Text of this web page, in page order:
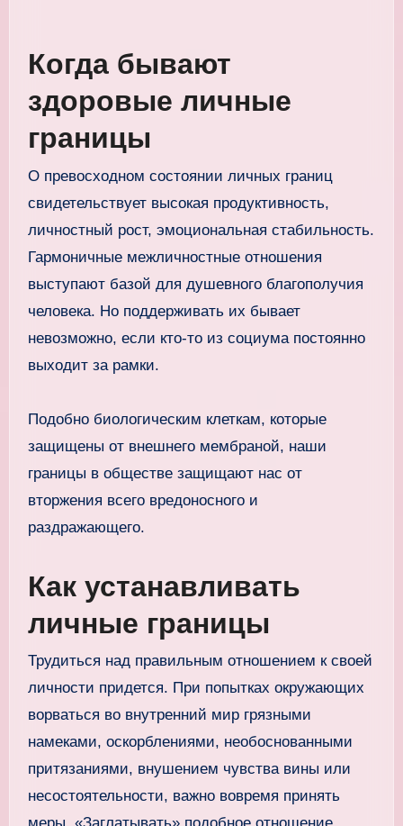
Когда бывают
здоровые личные
границы
О превосходном состоянии личных границ
свидетельствует высокая продуктивность,
личностный рост, эмоциональная стабильность.
Гармоничные межличностные отношения
выступают базой для душевного благополучия
человека. Но поддерживать их бывает
невозможно, если кто-то из социума постоянно
выходит за рамки.
Подобно биологическим клеткам, которые
защищены от внешнего мембраной, наши
границы в обществе защищают нас от
вторжения всего вредоносного и
раздражающего.
Как устанавливать
личные границы
Трудиться над правильным отношением к своей
личности придется. При попытках окружающих
ворваться во внутренний мир грязными
намеками, оскорблениями, необоснованными
притязаниями, внушением чувства вины или
несостоятельности, важно вовремя принять